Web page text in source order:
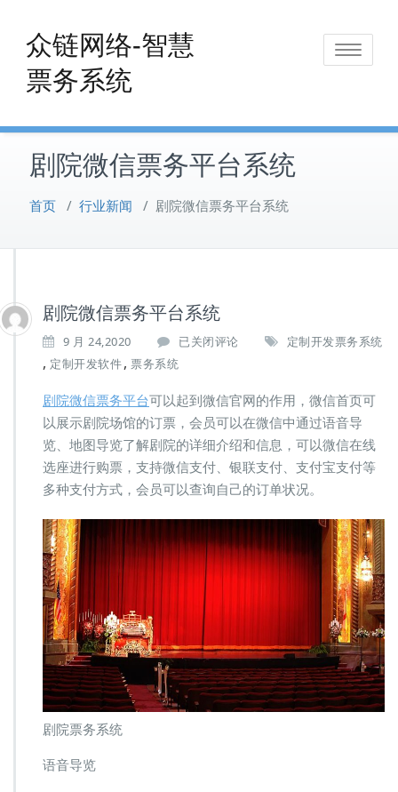
content
众链网络-智慧
票务系统
Toggle
剧院微信票务平台系统
首页 / 行业新闻 / 剧院微信票务平台系统
剧院微信票务平台系统
9 月 24,2020
剧
信
票
务
平
台
系
统
已关闭评论 定制开发票务系统
, 定制开发软件, 票务系统
剧院微信票务平台可以起到微信官网的作用，微信首页可
以展示剧院场馆的订票，会员可以在微信中通过语音导
览、地图导览了解剧院的详细介绍和信息，可以微信在线
选座进行购票，支持微信支付、银联支付、支付宝支付等
多种支付方式，会员可以查询自己的订单状况。
剧院票务系统
语音导览